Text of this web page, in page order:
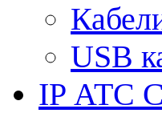
USB
IP АТС